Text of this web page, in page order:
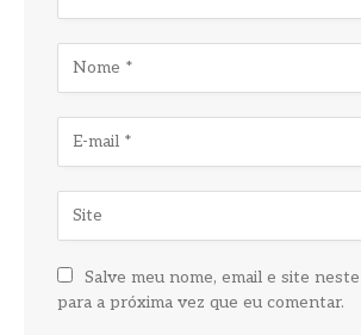
Salve meu nome, email e site
para a próxima vez que eu comentar.